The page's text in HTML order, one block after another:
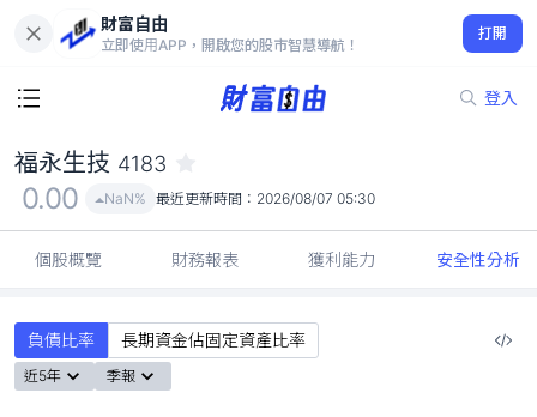
財富自由
立即使用APP，開啟您的股市智慧導航！
打開
登入
0.00
NaN%
福永生技 4183
0.00 NaN% 最近更新時間： 2026/08/07 05:30
個股概覽 財務報表 獲利能力 安全性分析
負債比率 長期資金佔固定資產比率
近5年 季報